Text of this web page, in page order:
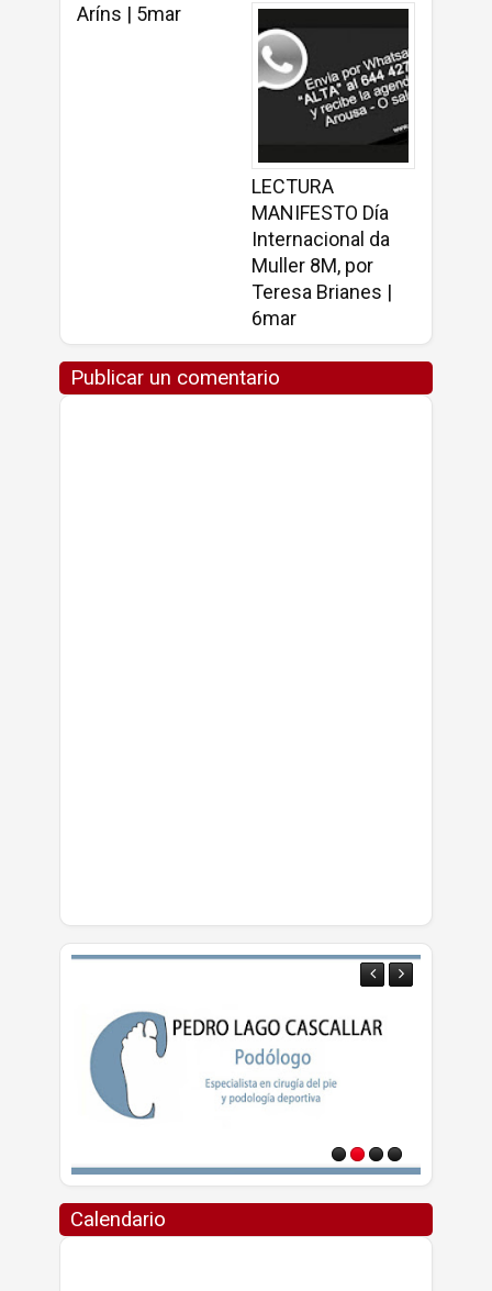
Aríns | 5mar
LECTURA
MANIFESTO Día
Internacional da
Muller 8M, por
Teresa Brianes |
6mar
Publicar un comentario
Calendario